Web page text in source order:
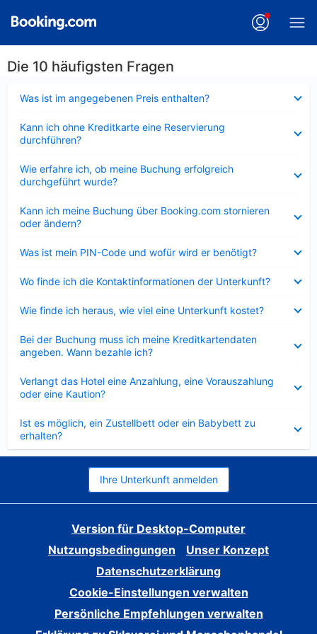
Die 10 häufigsten Fragen
Was ist im angegebenen Preis enthalten?
Kann ich ohne Kreditkarte eine Reservierung
durchführen?
Wie erfahre ich, ob meine Buchung erfolgreich
durchgeführt wurde?
Kann ich meine Buchung über Booking.com stornieren
oder ändern?
Was ist mein PIN-Code und wofür wird er benötigt?
Wo finde ich die Kontaktinformationen der Unterkunft?
Wie finde ich heraus, wie viel eine Unterkunft kostet?
Bei der Buchung muss ich meine Kreditkartendaten
angeben. Wann bezahle ich?
Verlangt das Hotel eine Anzahlung, eine Vorauszahlung
oder eine Kaution?
Ist es möglich, ein Zustellbett oder ein Babybett zu
erhalten?
Ihre Unterkunft anmelden
Version für Desktop-Computer
Nutzungsbedingungen
Unser Konzept
Datenschutzerklärung
Cookie-Einstellungen verwalten
Persönliche Empfehlungen verwalten